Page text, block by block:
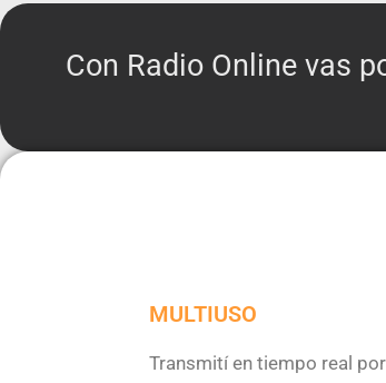
Con Radio Online vas
MULTIUSO
Transmití en tiempo real